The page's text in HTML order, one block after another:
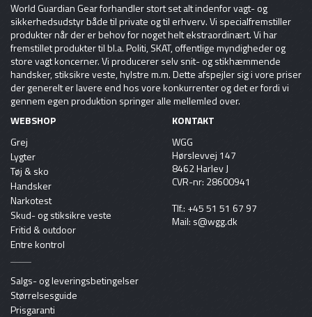
World Guardian Gear forhandler stort set alt indenfor vagt- og
sikkerhedsudstyr både til private og til erhverv. Vi specialfremstiller
produkter når der er behov for noget helt ekstraordinært. Vi har
fremstillet produkter til bl.a. Politi, SKAT, offentlige myndigheder og
store vagt koncerner. Vi producerer selv snit- og stikhæmmende
handsker, stiksikre veste, hylstre m.m. Dette afspejler sig i vore priser
der generelt er lavere end hos vore konkurrenter og det er fordi vi
gennem egen produktion springer alle mellemled over.
WEBSHOP
Grej
Lygter
Tøj & sko
Handsker
Narkotest
Skud- og stiksikre veste
Fritid & outdoor
Entre kontrol
Salgs- og leveringsbetingelser
Størrelsesguide
Prisgaranti
KONTAKT
WGG
Hørslevvej 147
8462 Harlev J
CVR-nr: 28600941
Tlf.: +45 51 51 67 97
Mail: s@wgg.dk